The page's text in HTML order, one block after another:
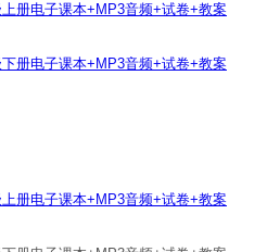
册电子课本+MP3音频+试卷+教案
册电子课本+MP3音频+试卷+教案
册电子课本+MP3音频+试卷+教案